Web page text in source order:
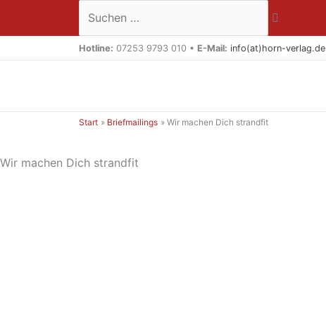
Suchen …
Hotline: 07253 9793 010 • E-Mail: info(at)horn-verlag.de
Start Briefmailings Wir machen Dich strandfit
Wir machen Dich strandfit